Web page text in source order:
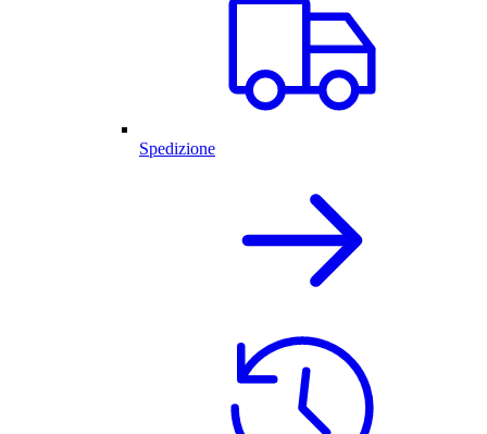
Spedizione